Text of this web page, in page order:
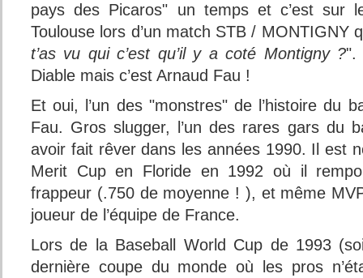
pays des Picaros" un temps et c’est sur
Toulouse lors d’un match STB / MONTIGNY
t’as vu qui c’est qu’il y a coté Montigny ?".
Diable mais c’est Arnaud Fau !
Et oui, l’un des "monstres" de l’histoire du
Fau. Gros slugger, l’un des rares gars du
avoir fait rêver dans les années 1990. Il est
Merit Cup en Floride en 1992 où il
frappeur (.750 de moyenne ! ), et même
joueur de l’équipe de France.
Lors de la Baseball World Cup de 1993
dernière coupe du monde où les pros